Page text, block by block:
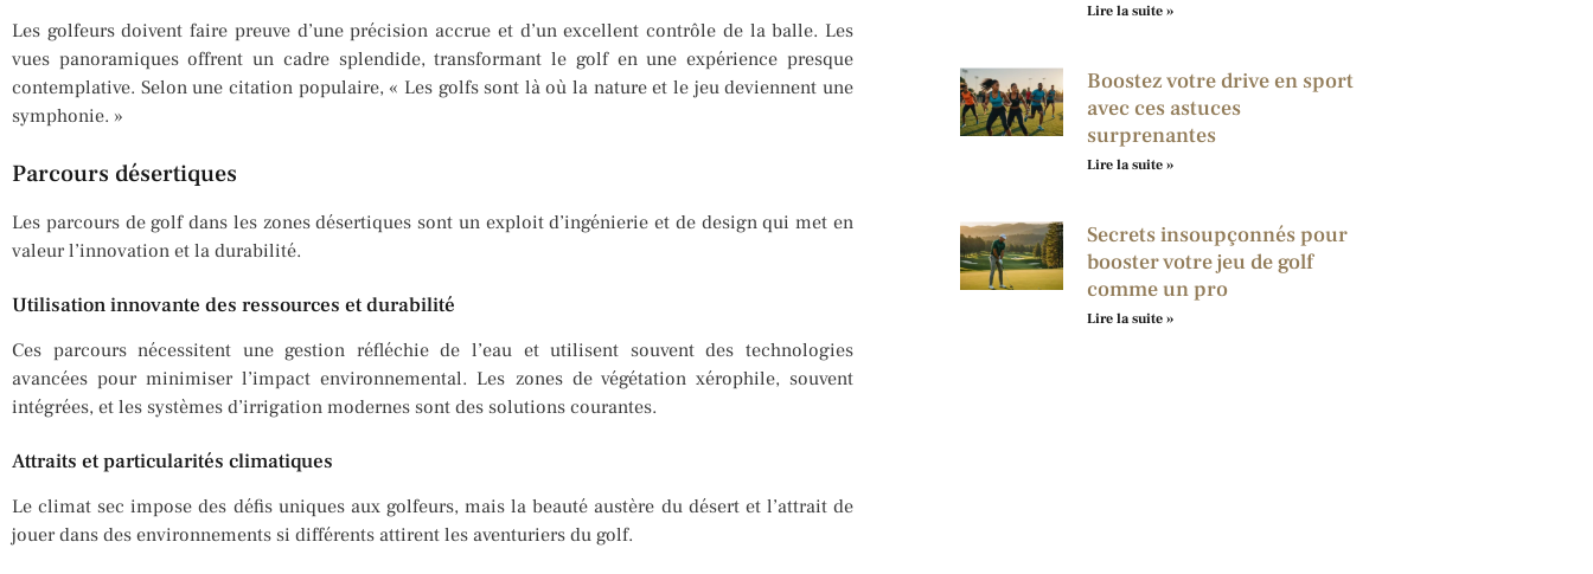
Les golfeurs doivent faire preuve d’une précision accrue et d’un excellent contrôle de la balle. Les
vues panoramiques offrent un cadre splendide, transformant le golf en une expérience presque
contemplative. Selon une citation populaire, « Les golfs sont là où la nature et le jeu deviennent une
symphonie. »
Parcours désertiques
Les parcours de golf dans les zones désertiques sont un exploit d’ingénierie et de design qui met en
valeur l’innovation et la durabilité.
Utilisation innovante des ressources et durabilité
Ces parcours nécessitent une gestion réfléchie de l’eau et utilisent souvent des technologies
avancées pour minimiser l’impact environnemental. Les zones de végétation xérophile, souvent
intégrées, et les systèmes d’irrigation modernes sont des solutions courantes.
Attraits et particularités climatiques
Le climat sec impose des défis uniques aux golfeurs, mais la beauté austère du désert et l’attrait de
jouer dans des environnements si différents attirent les aventuriers du golf.
Lire la suite »
Boostez votre drive en sport
avec ces astuces
surprenantes
Lire la suite »
Secrets insoupçonnés pour
booster votre jeu de golf
comme un pro
Lire la suite »